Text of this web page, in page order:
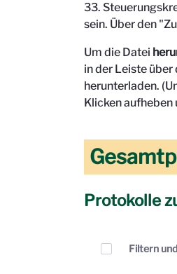
33.
sein. Über den
Um die Datei
in der Leiste
herunterladen.
Klicken aufheben
Protokolle
Elemente
Filtern